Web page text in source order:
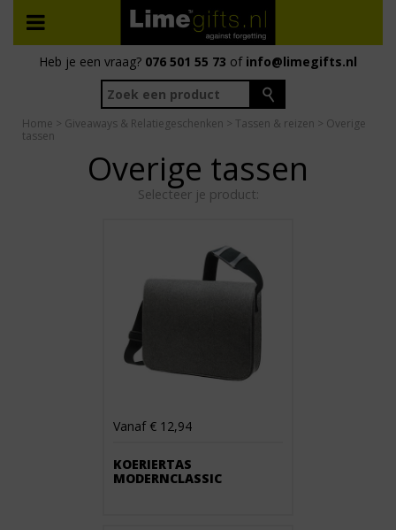
Heb je een vraag? 076 501 55 73 of info@limegifts.nl
Home > Giveaways & Relatiegeschenken > Tassen & reizen > Overige
tassen
Overige tassen
Selecteer je product:
Vanaf € 12,94
KOERIERTAS
MODERNCLASSIC